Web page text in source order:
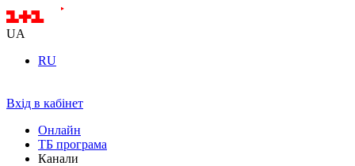
UA
RU
Вхід в кабінет
Онлайн
ТБ програма
Канали